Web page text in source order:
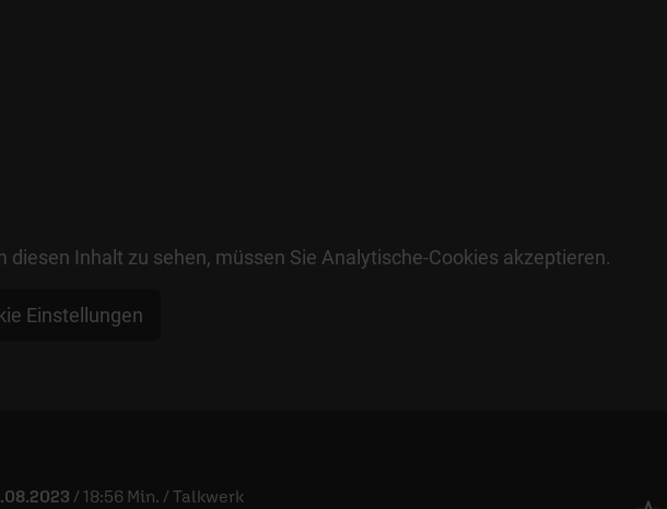
diesen Inhalt zu sehen, müssen Sie Analytische-Cookies akzeptieren.
Einstellungen
anhalten
/ 18:56 Min. / Talkwerk